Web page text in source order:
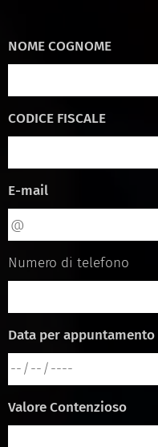
NOME COGNOME
CODICE FISCALE
E-mail
Numero di telefono
Data per appuntamento
Valore Contenzioso